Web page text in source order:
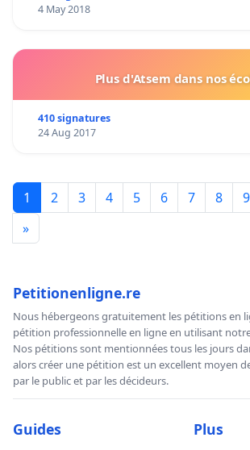
4 May 2018
Plus d'Atsem dans nos
410 signatures
24 Aug 2017
1 2 3 4 5 6 7 8 9
»
Petitionenligne.re
Nous hébergeons gratuitement les pétitions en
pétition professionnelle en ligne en utilisant
Nos pétitions sont mentionnées tous les jours
alors créer une pétition est un excellent moyen
par le public et par les décideurs.
Guides Plus